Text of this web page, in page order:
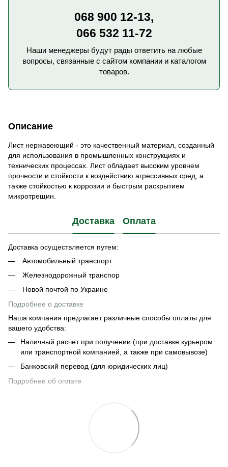
068 900 12-13,
066 532 11-72
Наши менеджеры будут рады ответить на любые
вопросы, связанные с сайтом компании и каталогом
товаров.
Описание
Лист нержавеющий - это качественный материал, созданный
для использования в промышленных конструкциях и
технических процессах. Лист обладает высоким уровнем
прочности и стойкости к воздействию агрессивных сред, а
также стойкостью к коррозии и быстрым раскрытием
микротрещин.
Доставка Оплата
Доставка осуществляется путем:
Автомобильный транспорт
Железнодорожный транспор
Новой почтой по Украине
Подробнее о доставке
Наша компания предлагает различные способы оплаты для
вашего удобства:
Наличный расчет при получении (при доставке курьером
или транспортной компанией, а также при самовывозе)
Банковский перевод (для юридических лиц)
Подробнее об оплате